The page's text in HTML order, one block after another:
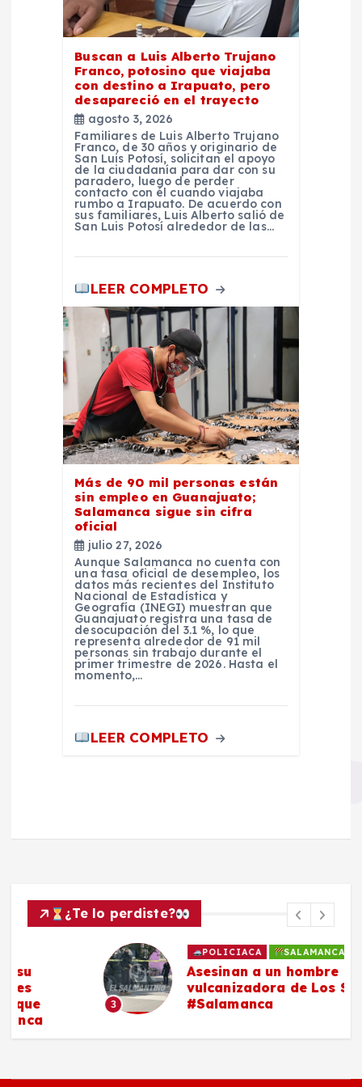
Buscan a Luis Alberto Trujano
Franco, potosino que viajaba
con destino a Irapuato, pero
desapareció en el trayecto
agosto 3, 2026
Familiares de Luis Alberto Trujano
Franco, de 30 años y originario de
San Luis Potosí, solicitan el apoyo
de la ciudadanía para dar con su
paradero, luego de perder
contacto con él cuando viajaba
rumbo a Irapuato. De acuerdo con
sus familiares, Luis Alberto salió de
San Luis Potosí alrededor de las…
LEER COMPLETO
Más de 90 mil personas están
sin empleo en Guanajuato;
Salamanca sigue sin cifra
oficial
julio 27, 2026
Aunque Salamanca no cuenta con
una tasa oficial de desempleo, los
datos más recientes del Instituto
Nacional de Estadística y
Geografía (INEGI) muestran que
Guanajuato registra una tasa de
desocupación del 3.1 %, lo que
representa alrededor de 91 mil
personas sin trabajo durante el
primer trimestre de 2026. Hasta el
momento,…
LEER COMPLETO
¿Te lo perdiste?
3
POLICIACA SALAMANCA
Asesinan a un hombre en
vulcanizadora de Los Sauces,
#Salamanca